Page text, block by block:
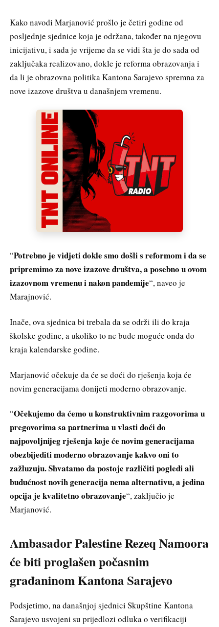
Kako navodi Marjanović prošlo je četiri godine od
posljednje sjednice koja je održana, također na njegovu
inicijativu, i sada je vrijeme da se vidi šta je do sada od
zaključaka realizovano, dokle je reforma obrazovanja i
da li je obrazovna politika Kantona Sarajevo spremna za
nove izazove društva u današnjem vremenu.
“Potrebno je vidjeti dokle smo došli s reformom i da se
pripremimo za nove izazove društva, a posebno u ovom
izazovnom vremenu i nakon pandemije“, naveo je
Marajnović.
Inače, ova sjednica bi trebala da se održi ili do kraja
školske godine, a ukoliko to ne bude moguće onda do
kraja kalendarske godine.
Marjanović očekuje da će se doći do rješenja koja će
novim generacijama donijeti moderno obrazovanje.
“Očekujemo da ćemo u konstruktivnim razgovorima u
pregovorima sa partnerima u vlasti doći do
najpovoljnijeg rješenja koje će novim generacijama
obezbijediti moderno obrazovanje kakvo oni to
zažluzuju. Shvatamo da postoje različiti pogledi ali
budućnost novih generacija nema alternativu, a jedina
opcija je kvalitetno obrazovanje“, zaključio je
Marjanović.
Ambasador Palestine Rezeq Namoora
će biti proglašen počasnim
građaninom Kantona Sarajevo
Podsjetimo, na današnjoj sjednici Skupštine Kantona
Sarajevo usvojeni su prijedlozi odluka o verifikaciji